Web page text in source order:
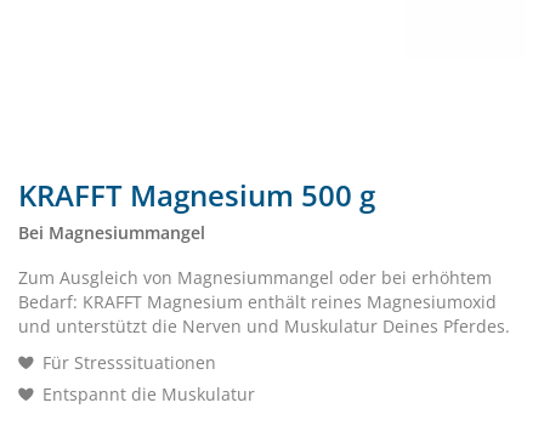
KRAFFT Magnesium 500 g
Bei Magnesiummangel
Zum Ausgleich von Magnesiummangel oder bei erhöhtem
Bedarf: KRAFFT Magnesium enthält reines Magnesiumoxid
und unterstützt die Nerven und Muskulatur Deines Pferdes.
Für Stresssituationen
Entspannt die Muskulatur